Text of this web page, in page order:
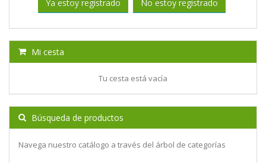
Ya estoy registrado No estoy registrado
Mi cesta
Tu cesta está vacía
Búsqueda de productos
Navega nuestro catálogo a través del árbol de categorías